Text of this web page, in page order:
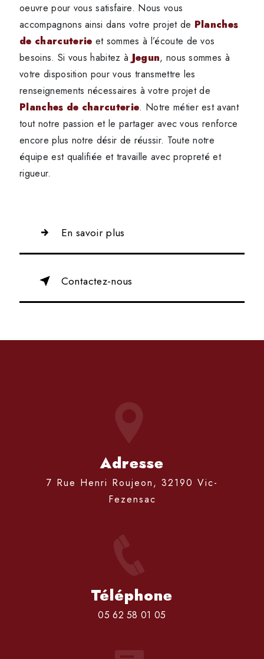
oeuvre pour vous satisfaire. Nous vous
accompagnons ainsi dans votre projet de Planches
de charcuterie et sommes à l’écoute de vos
besoins. Si vous habitez à Jegun, nous sommes à
votre disposition pour vous transmettre les
renseignements nécessaires à votre projet de
Planches de charcuterie. Notre métier est avant
tout notre passion et le partager avec vous renforce
encore plus notre désir de réussir. Toute notre
équipe est qualifiée et travaille avec propreté et
rigueur.
En savoir plus
Contactez-nous
Adresse
7 Rue Henri Roujeon, 32190 Vic-
Fezensac
Téléphone
05 62 58 01 05